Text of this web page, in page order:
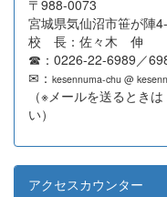
〒988-0073
宮城県気仙沼市笹が陣
校 長：佐々木 伸
☎：0226-22-6989／
✉： kesennuma-chu @
（※メールを送るとき
い）
アクセスカウンター